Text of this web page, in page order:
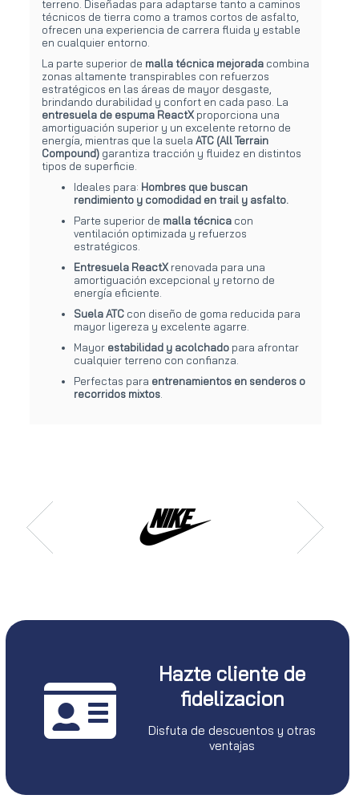
terreno. Diseñadas para adaptarse tanto a caminos
técnicos de tierra como a tramos cortos de asfalto,
ofrecen una experiencia de carrera fluida y estable
en cualquier entorno.
La parte superior de malla técnica mejorada combina
zonas altamente transpirables con refuerzos
estratégicos en las áreas de mayor desgaste,
brindando durabilidad y confort en cada paso. La
entresuela de espuma ReactX proporciona una
amortiguación superior y un excelente retorno de
energía, mientras que la suela ATC (All Terrain
Compound) garantiza tracción y fluidez en distintos
tipos de superficie.
Ideales para: Hombres que buscan
rendimiento y comodidad en trail y asfalto.
Parte superior de malla técnica con
ventilación optimizada y refuerzos
estratégicos.
Entresuela ReactX renovada para una
amortiguación excepcional y retorno de
energía eficiente.
Suela ATC con diseño de goma reducida para
mayor ligereza y excelente agarre.
Mayor estabilidad y acolchado para afrontar
cualquier terreno con confianza.
Perfectas para entrenamientos en senderos o
recorridos mixtos
Hazte cliente de
fidelizacion
Disfuta de descuentos y otras
ventajas